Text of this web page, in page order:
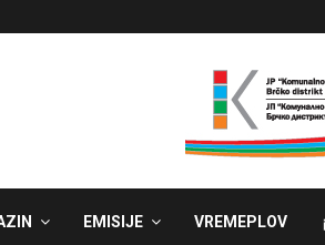
EMISIJE VREMEPLOV